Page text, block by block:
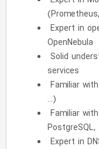
Expert in
OpenNebula
Solid
services
Familiar
…)
Familiar
Expert in